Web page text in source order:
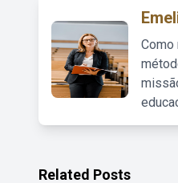
Como
Related Posts